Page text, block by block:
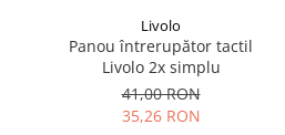
Livolo
Panou întrerupător tactil
Livolo 2x simplu
41,00 RON
35,26 RON